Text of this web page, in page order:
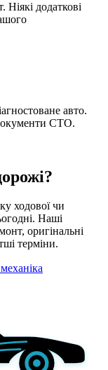
додаткові
авто.
СТО.
ходової чи
Наші
оригінальні
терміни.